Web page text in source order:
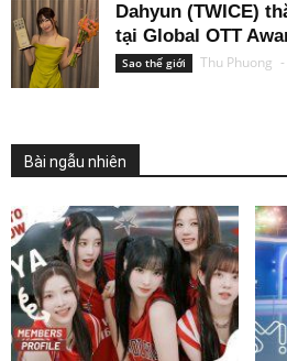
Dahyun (TWICE)
tại Global OTT
Sao thế giới Thu Phuong -
Bài ngẫu nhiên